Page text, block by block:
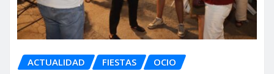
ACTUALIDAD FIESTAS OCIO